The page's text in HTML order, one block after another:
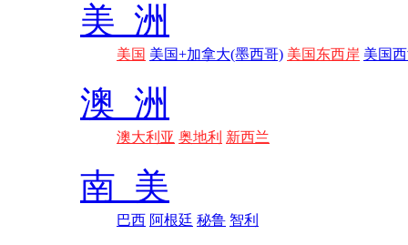
美 洲
美国 美国+加拿大(墨西哥) 美国东西岸 美国
澳 洲
澳大利亚 奥地利 新西兰
南 美
巴西 阿根廷 秘鲁 智利